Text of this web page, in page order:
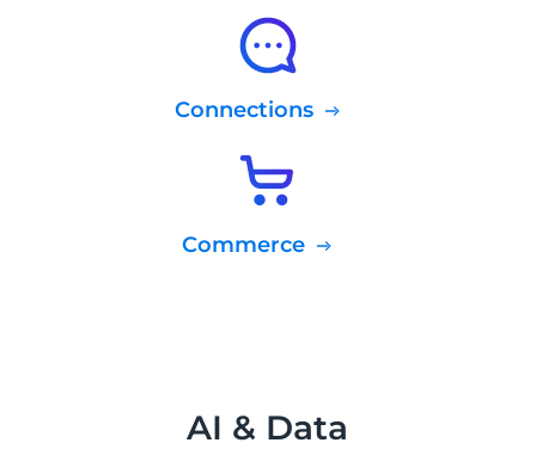
Connections
Commerce
AI & Data